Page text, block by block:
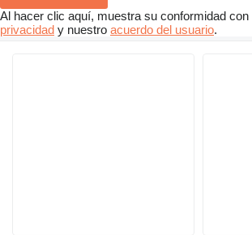
Al hacer clic aquí, muestra su conformidad con
privacidad y nuestro acuerdo del usuario.